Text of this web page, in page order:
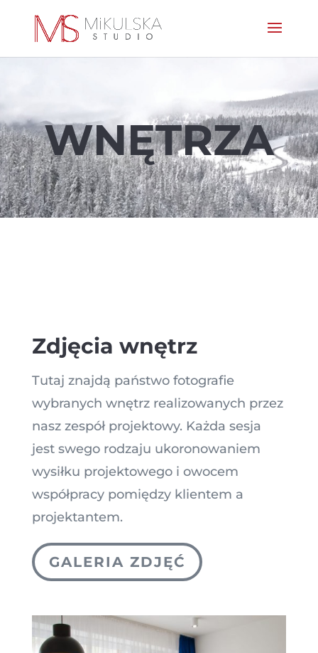
WNĘTRZA
Zdjęcia wnętrz
Tutaj znajdą państwo fotografie
wybranych wnętrz realizowanych przez
nasz zespół projektowy. Każda sesja
jest swego rodzaju ukoronowaniem
wysiłku projektowego i owocem
współpracy pomiędzy klientem a
projektantem.
GALERIA ZDJĘĆ